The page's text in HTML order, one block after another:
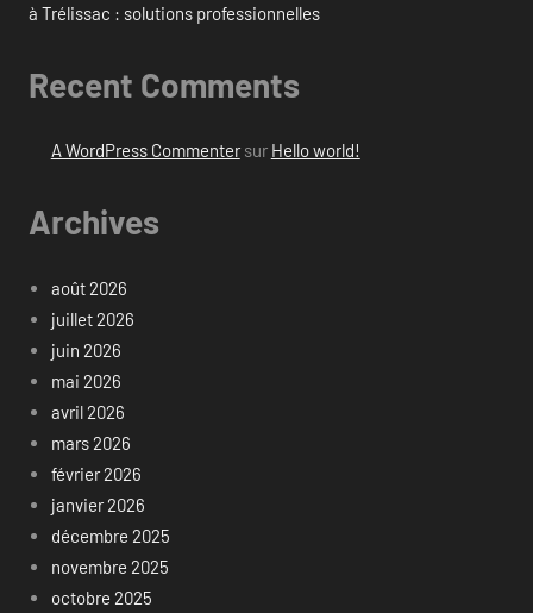
à Trélissac : solutions professionnelles
Recent Comments
A WordPress Commentersur Hello world!
Archives
août 2026
juillet 2026
juin 2026
mai 2026
avril 2026
mars 2026
février 2026
janvier 2026
décembre 2025
novembre 2025
octobre 2025